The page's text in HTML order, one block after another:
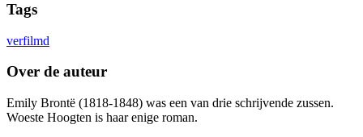
Tags
verfilmd
Over de auteur
Emily Brontë (1818-1848) was een van drie schrijvende zussen.
Woeste Hoogten is haar enige roman.